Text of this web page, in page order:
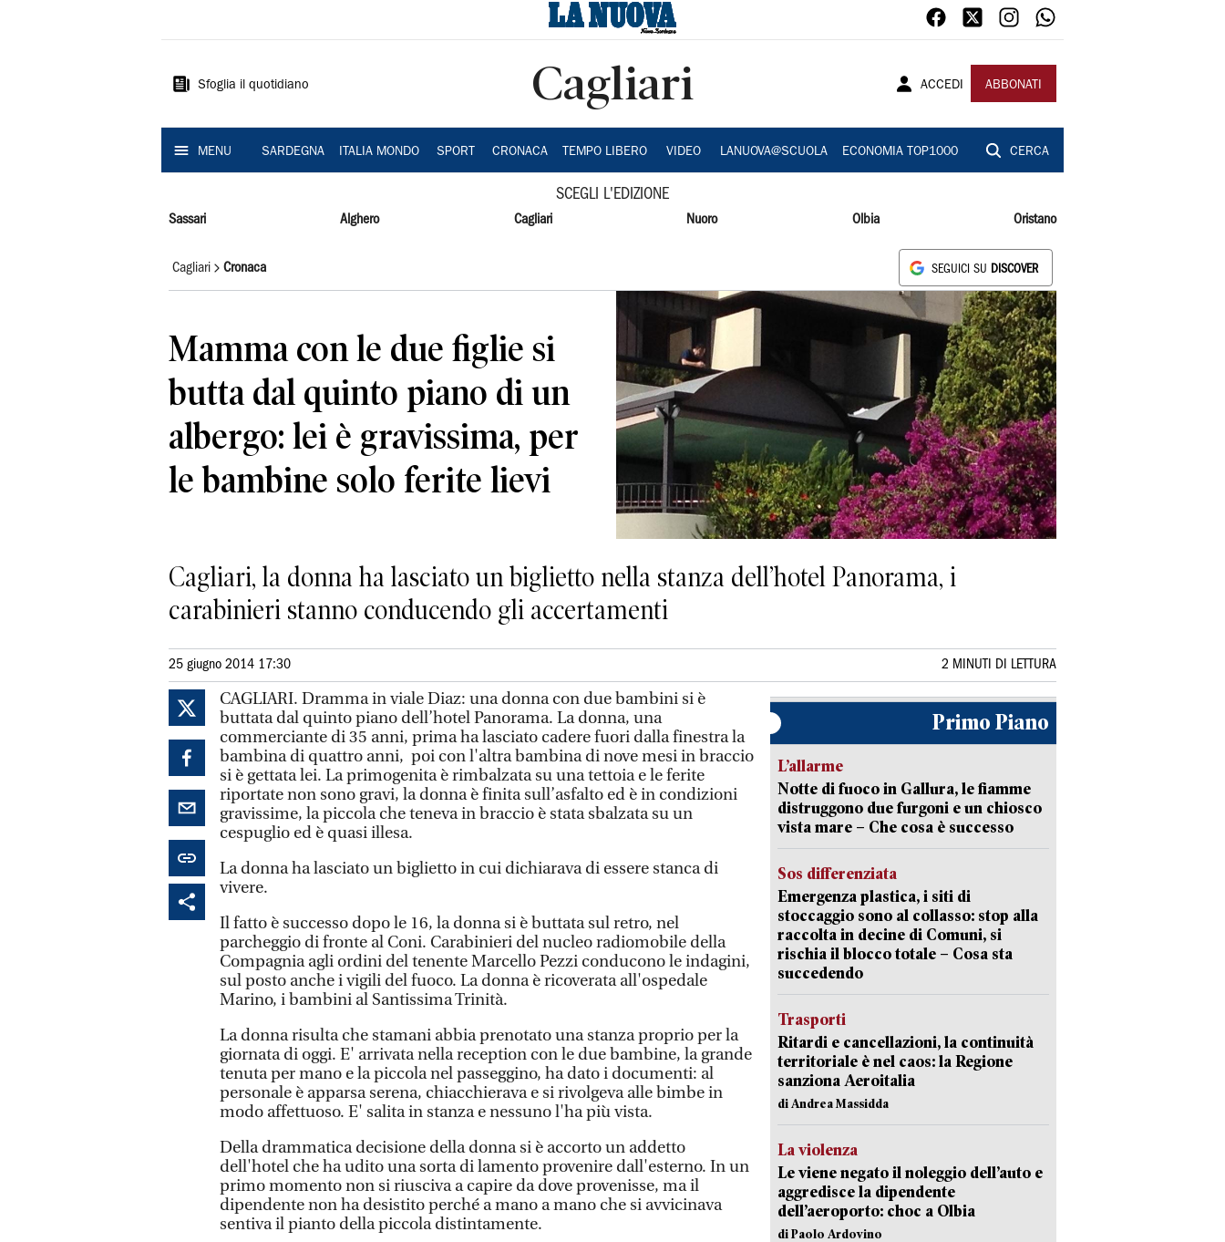
Sardegna
Sfoglia il quotidiano Cagliari ACCEDI ABBONATI
MENU SARDEGNA ITALIA MONDO SPORT CRONACA TEMPO LIBERO VIDEO LANUOVA@SCUOLA ECONOMIA TOP1000 CERCA
SCEGLI L'EDIZIONE
Sassari Alghero Cagliari Nuoro Olbia Oristano
Cagliari Cronaca SEGUICI SU DISCOVER
Mamma con le due figlie si
butta dal quinto piano di un
albergo: lei è gravissima, per
le bambine solo ferite lievi
Cagliari, la donna ha lasciato un biglietto nella stanza dell’hotel Panorama, i
carabinieri stanno conducendo gli accertamenti
25 giugno 2014 17:30 2 MINUTI DI LETTURA
CAGLIARI. Dramma in viale Diaz: una donna con due bambini si è
buttata dal quinto piano dell’hotel Panorama. La donna, una
commerciante di 35 anni, prima ha lasciato cadere fuori dalla finestra la
bambina di quattro anni, poi con l'altra bambina di nove mesi in braccio
si è gettata lei. La primogenita è rimbalzata su una tettoia e le ferite
riportate non sono gravi, la donna è finita sull’asfalto ed è in condizioni
gravissime, la piccola che teneva in braccio è stata sbalzata su un
cespuglio ed è quasi illesa.
La donna ha lasciato un biglietto in cui dichiarava di essere stanca di
vivere.
Il fatto è successo dopo le 16, la donna si è buttata sul retro, nel
parcheggio di fronte al Coni. Carabinieri del nucleo radiomobile della
Compagnia agli ordini del tenente Marcello Pezzi conducono le indagini,
sul posto anche i vigili del fuoco. La donna è ricoverata all'ospedale
Marino, i bambini al Santissima Trinità.
La donna risulta che stamani abbia prenotato una stanza proprio per la
giornata di oggi. E' arrivata nella reception con le due bambine, la grande
tenuta per mano e la piccola nel passeggino, ha dato i documenti: al
personale è apparsa serena, chiacchierava e si rivolgeva alle bimbe in
modo affettuoso. E' salita in stanza e nessuno l'ha più vista.
Della drammatica decisione della donna si è accorto un addetto
dell'hotel che ha udito una sorta di lamento provenire dall'esterno. In un
primo momento non si riusciva a capire da dove provenisse, ma il
dipendente non ha desistito perché a mano a mano che si avvicinava
sentiva il pianto della piccola distintamente.
Primo Piano
L’allarme
Notte di fuoco in Gallura, le fiamme
distruggono due furgoni e un chiosco
vista mare – Che cosa è successo
Sos differenziata
Emergenza plastica, i siti di
stoccaggio sono al collasso: stop alla
raccolta in decine di Comuni, si
rischia il blocco totale – Cosa sta
succedendo
Trasporti
Ritardi e cancellazioni, la continuità
territoriale è nel caos: la Regione
sanziona Aeroitalia
di Andrea Massidda
La violenza
Le viene negato il noleggio dell’auto e
aggredisce la dipendente
dell’aeroporto: choc a Olbia
di Paolo Ardovino